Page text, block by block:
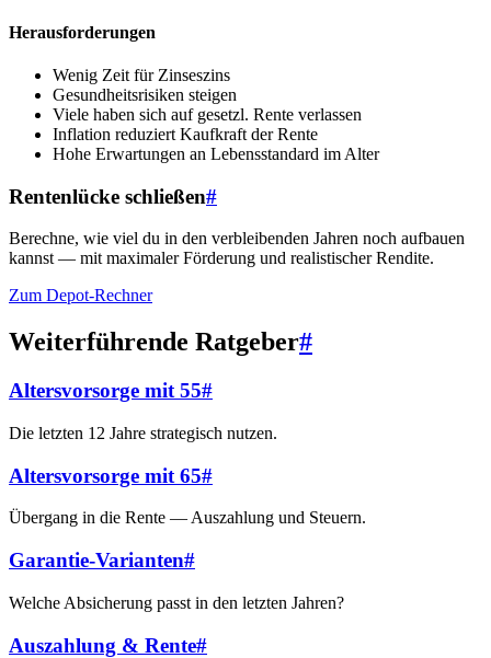
Herausforderungen
Wenig Zeit für Zinseszins
Gesundheitsrisiken steigen
Viele haben sich auf gesetzl. Rente verlassen
Inflation reduziert Kaufkraft der Rente
Hohe Erwartungen an Lebensstandard im Alter
Rentenlücke schließen#
Berechne, wie viel du in den verbleibenden Jahren noch aufbauen
kannst — mit maximaler Förderung und realistischer Rendite.
Zum Depot-Rechner
Weiterführende Ratgeber#
Altersvorsorge mit 55#
Die letzten 12 Jahre strategisch nutzen.
Altersvorsorge mit 65#
Übergang in die Rente — Auszahlung und Steuern.
Garantie-Varianten#
Welche Absicherung passt in den letzten Jahren?
Auszahlung & Rente#